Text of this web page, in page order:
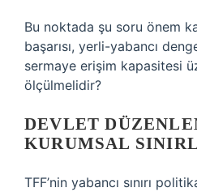
Bu noktada şu soru önem
başarısı, yerli-yabancı
sermaye erişim kapasitesi
ölçülmelidir?
DEVLET
KURUMSAL
TFF’nin yabancı sınırı